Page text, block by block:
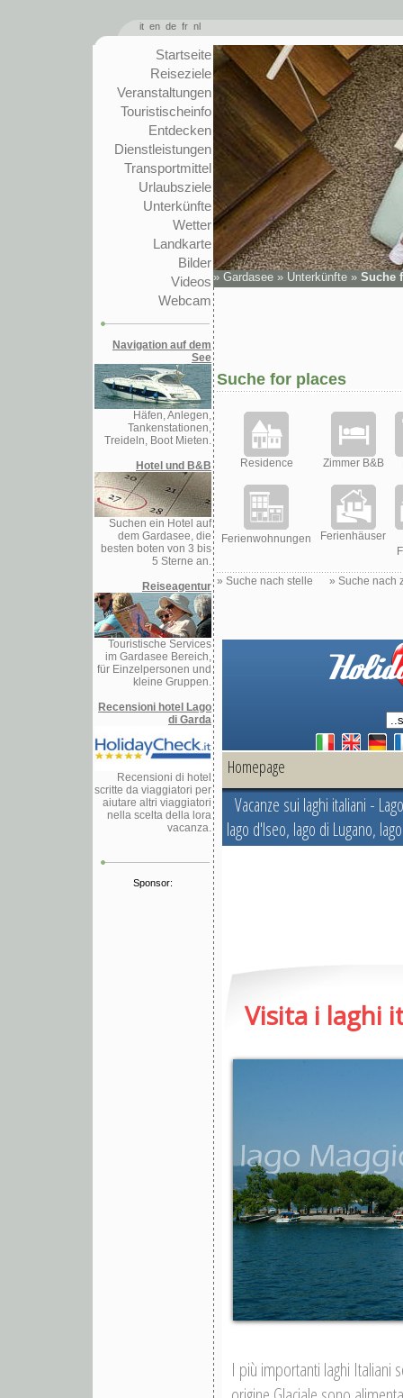
it en de fr nl
Startseite
Reiseziele
Veranstaltungen
Touristischeinfo
Entdecken
Dienstleistungen
Transportmittel
Urlaubsziele
Unterkünfte
Wetter
Landkarte
Bilder
Videos
Webcam
Navigation auf dem
See
Häfen, Anlegen,
Tankenstationen,
Treideln, Boot Mieten.
Hotel und B&B
Suchen ein Hotel auf
dem Gardasee, die
besten boten von 3 bis
5 Sterne an.
Reiseagentur
Touristische Services
im Gardasee Bereich,
für Einzelpersonen und
kleine Gruppen.
Recensioni hotel Lago
di Garda
Recensioni di hotel
scritte da viaggiatori per
aiutare altri viaggiatori
nella scelta della lora
vacanza.
Sponsor:
» Gardasee » Unterkünfte » Suche
Suche for places
Residence Zimmer B&B
Ferienwohnungen
Ferienhäuser
» Suche nach stelle » Suche nach